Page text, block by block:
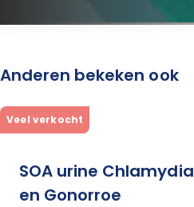
Anderen bekeken ook
Veel verkocht
SOA urine Chlamydia
en Gonorroe